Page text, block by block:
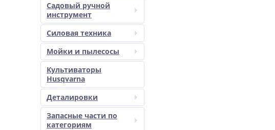
Садовый ручной
инструмент
Силовая техника
Мойки и пылесосы
Культиваторы
Husqvarna
Деталировки
Запасные части по
категориям